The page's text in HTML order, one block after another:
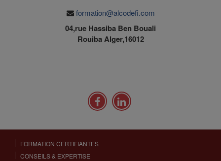
formation@alcodefi.com
04,rue Hassiba Ben Bouali
Rouiba Alger,16012
FORMATION CERTIFIANTES
CONSEILS & EXPERTISE